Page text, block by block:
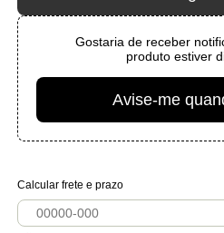
Gostaria de receber
produto estiver
Avise-me
Calcular frete e prazo